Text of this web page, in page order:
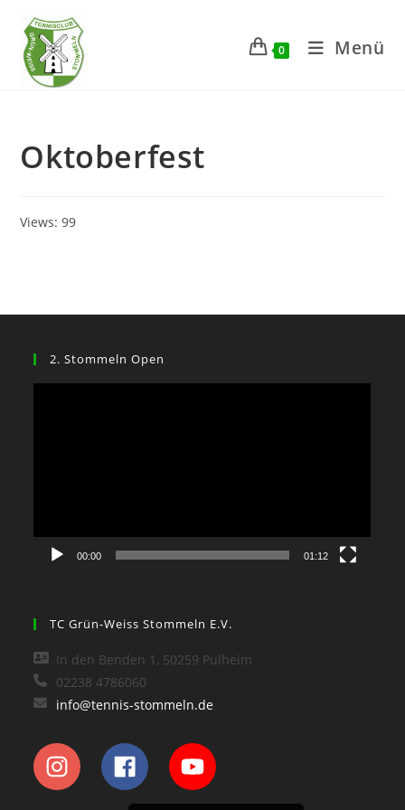
Inhalt
springen
0 Menü
Oktoberfest
Views: 99
2. Stommeln Open
00:00 01:12
TC Grün-Weiss Stommeln E.V.
In den Benden 1, 50259 Pulheim
02238 4786060
info@tennis-stommeln.de